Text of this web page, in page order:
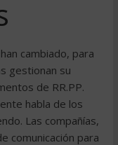
cambiado, para
gestionan su
de RR.PP.
habla de los
Las compañías,
comunicación para